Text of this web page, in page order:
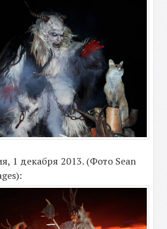
1 декабря 2013. (Фото Sean